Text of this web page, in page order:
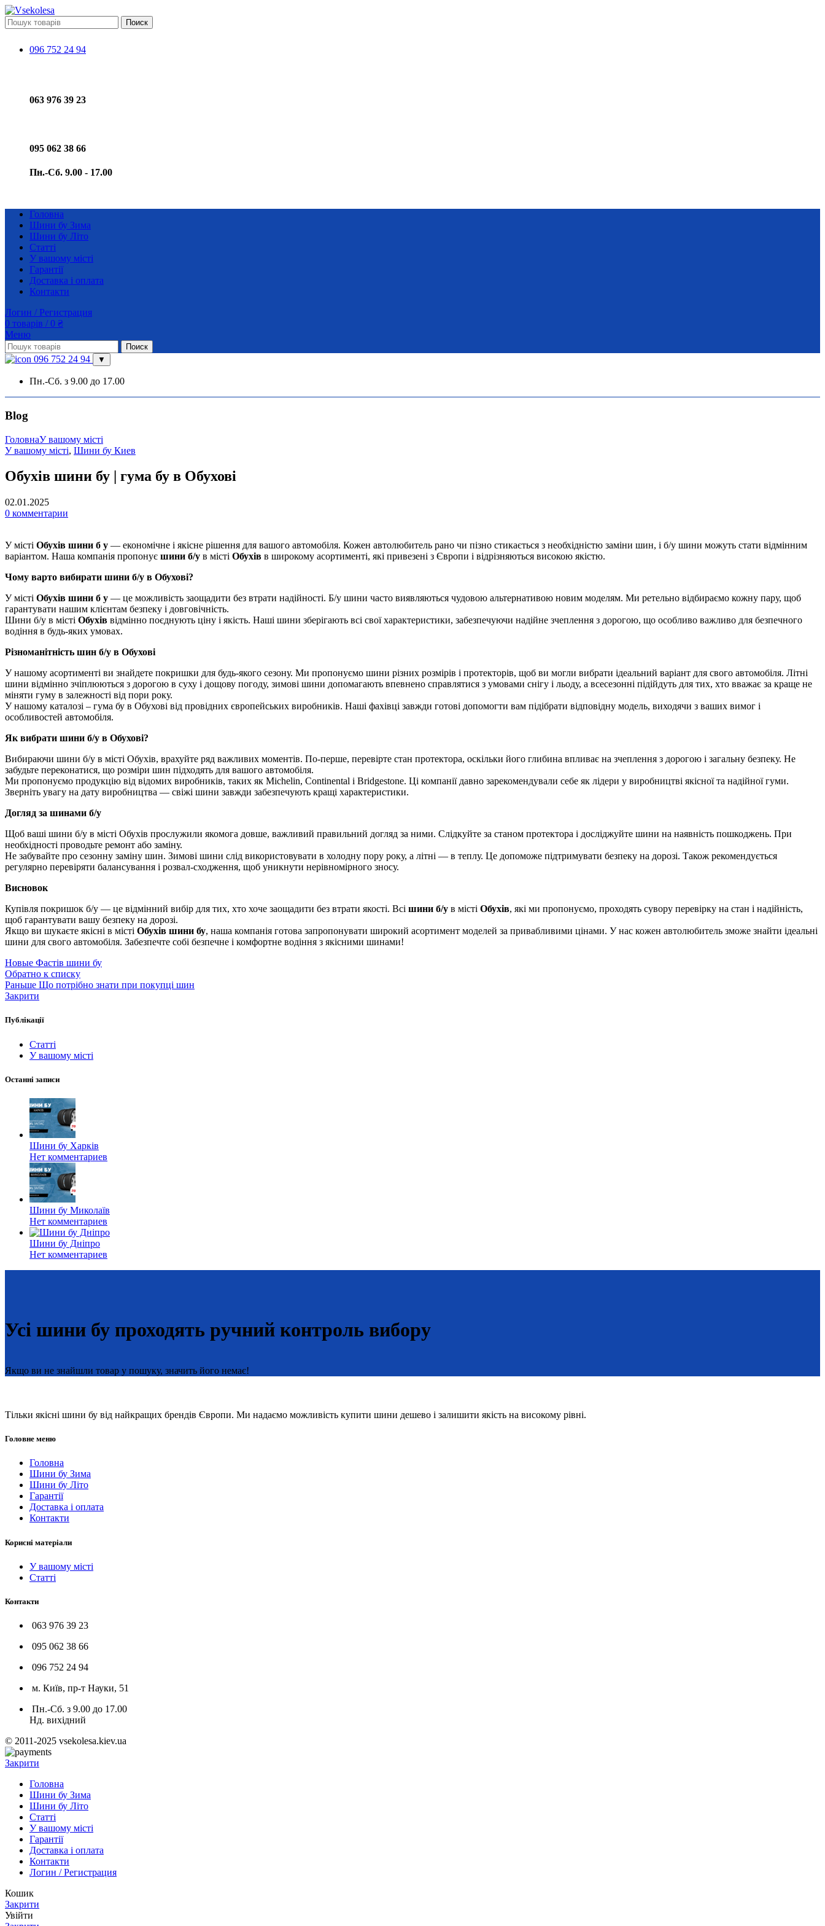
Поиск
096 752 24 94
063 976 39 23
095 062 38 66
Пн.-Сб. 9.00 - 17.00
Головна
Шини бу Зима
Шини бу Літо
Статті
У вашому місті
Гарантії
Доставка і оплата
Контакти
Логин / Регистрация
0 товарів / 0 ₴
Меню
Поиск
096 752 24 94 ▼
Пн.-Сб. з 9.00 до 17.00
Blog
ГоловнаУ вашому місті
У вашому місті, Шини бу Киев
Обухів шини бу | гума бу в Обухові
02.01.2025
0 комментарии
У місті Обухів шини б у — економічне і якісне рішення для вашого автомобіля. Кожен автолюбитель рано чи пізно стикається з необхідністю заміни шин, і б/у шини можуть стати відмінним
варіантом. Наша компанія пропонує шини б/у в місті Обухів в широкому асортименті, які привезені з Європи і відрізняються високою якістю.
Чому варто вибирати шини б/у в Обухові?
У місті Обухів шини б у — це можливість заощадити без втрати надійності. Б/у шини часто виявляються чудовою альтернативою новим моделям. Ми ретельно відбираємо кожну пару, щоб
гарантувати нашим клієнтам безпеку і довговічність.
Шини б/у в місті Обухів відмінно поєднують ціну і якість. Наші шини зберігають всі свої характеристики, забезпечуючи надійне зчеплення з дорогою, що особливо важливо для безпечного
водіння в будь-яких умовах.
Різноманітність шин б/у в Обухові
У нашому асортименті ви знайдете покришки для будь-якого сезону. Ми пропонуємо шини різних розмірів і протекторів, щоб ви могли вибрати ідеальний варіант для свого автомобіля. Літні
шини відмінно зчіплюються з дорогою в суху і дощову погоду, зимові шини допомагають впевнено справлятися з умовами снігу і льоду, а всесезонні підійдуть для тих, хто вважає за краще не
міняти гуму в залежності від пори року.
У нашому каталозі – гума бу в Обухові від провідних європейських виробників. Наші фахівці завжди готові допомогти вам підібрати відповідну модель, виходячи з ваших вимог і
особливостей автомобіля.
Як вибрати шини б/у в Обухові?
Вибираючи шини б/у в місті Обухів, врахуйте ряд важливих моментів. По-перше, перевірте стан протектора, оскільки його глибина впливає на зчеплення з дорогою і загальну безпеку. Не
забудьте переконатися, що розміри шин підходять для вашого автомобіля.
Ми пропонуємо продукцію від відомих виробників, таких як Michelin, Continental і Bridgestone. Ці компанії давно зарекомендували себе як лідери у виробництві якісної та надійної гуми.
Зверніть увагу на дату виробництва — свіжі шини завжди забезпечують кращі характеристики.
Догляд за шинами б/у
Щоб ваші шини б/у в місті Обухів прослужили якомога довше, важливий правильний догляд за ними. Слідкуйте за станом протектора і досліджуйте шини на наявність пошкоджень. При
необхідності проводьте ремонт або заміну.
Не забувайте про сезонну заміну шин. Зимові шини слід використовувати в холодну пору року, а літні — в теплу. Це допоможе підтримувати безпеку на дорозі. Також рекомендується
регулярно перевіряти балансування і розвал-сходження, щоб уникнути нерівномірного зносу.
Висновок
Купівля покришок б/у — це відмінний вибір для тих, хто хоче заощадити без втрати якості. Всі шини б/у в місті Обухів, які ми пропонуємо, проходять сувору перевірку на стан і надійність,
щоб гарантувати вашу безпеку на дорозі.
Якщо ви шукаєте якісні в місті Обухів шини бу, наша компанія готова запропонувати широкий асортимент моделей за привабливими цінами. У нас кожен автолюбитель зможе знайти ідеальні
шини для свого автомобіля. Забезпечте собі безпечне і комфортне водіння з якісними шинами!
Новые Фастів шини бу
Обратно к списку
Раньше Що потрібно знати при покупці шин
Закрити
Публікації
Статті
У вашому місті
Останні записи
Шини бу Харків
Нет комментариев
Шини бу Миколаїв
Нет комментариев
Шини бу Дніпро
Нет комментариев
Усі шини бу проходять ручний контроль вибору
Якщо ви не знайшли товар у пошуку, значить його немає!
Тільки якісні шини бу від найкращих брендів Європи. Ми надаємо можливість купити шини дешево і залишити якість на високому рівні.
Головне меню
Головна
Шини бу Зима
Шини бу Літо
Гарантії
Доставка і оплата
Контакти
Корисні матеріали
У вашому місті
Статті
Контакти
063 976 39 23
095 062 38 66
096 752 24 94
м. Київ, пр-т Науки, 51
Пн.-Сб. з 9.00 до 17.00
Нд. вихідний
© 2011-2025 vsekolesa.kiev.ua
Закрити
Головна
Шини бу Зима
Шини бу Літо
Статті
У вашому місті
Гарантії
Доставка і оплата
Контакти
Логин / Регистрация
Кошик
Закрити
Увійти